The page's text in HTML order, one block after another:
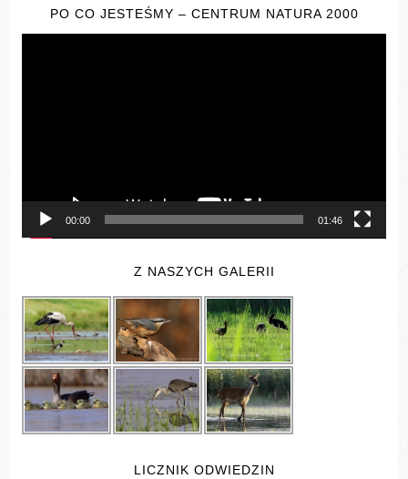
PO CO JESTEŚMY – CENTRUM NATURA 2000
00:00 01:46
Z NASZYCH GALERII
LICZNIK ODWIEDZIN